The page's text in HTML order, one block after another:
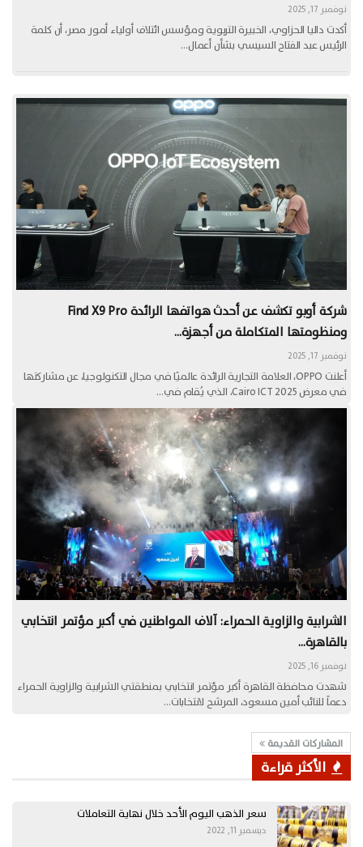
نوفمبر 17, 2025
أكدت داليا الحزاوي، الخبيرة التربوية ومؤسس ائتلاف أولياء أمور مصر، أن كلمة
الرئيس عبد الفتاح السيسي بشأن أعمال…
شركة أوبو تكشف عن أحدث هواتفها الرائدة Find X9 Pro
ومنظومتها المتكاملة من أجهزة…
نوفمبر 17, 2025
أعلنت OPPO، العلامة التجارية الرائدة عالميًا في مجال التكنولوجيا، عن مشاركتها
في معرض Cairo ICT 2025، الذي يُقام في…
الشرابية والزاوية الحمراء: آلاف المواطنين في أكبر مؤتمر انتخابي
بالقاهرة…
نوفمبر 16, 2025
شهدت محافظة القاهرة أكبر مؤتمر انتخابي بمنطقتي الشرابية والزاوية الحمراء
دعماً للنائب أمين مسعود، المرشح لانتخابات…
المشاركات القديمة
الأكثر قراءة
سعر الذهب اليوم الأحد خلال نهاية التعاملات
ديسمبر 11, 2022